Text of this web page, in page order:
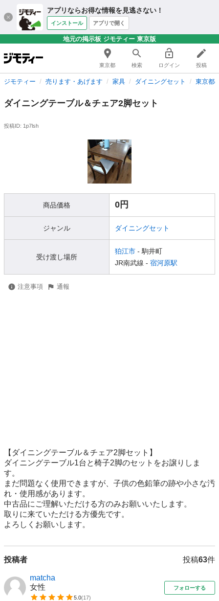
アプリならお得な情報を見逃さない！
インストール アプリで開く
地元の掲示板 ジモティー 東京版
東京都 検索 ログイン 投稿
ジモティー 売ります・あげます 家具 ダイニングセット 東京都
ダイニングテーブル＆チェア2脚セット
投稿ID: 1p7lsh
商品価格 0円
ジャンル ダイニングセット
受け渡し場所
狛江市 - 駒井町
JR南武線 - 宿河原駅
注意事項 通報
【ダイニングテーブル＆チェア2脚セット】
ダイニングテーブル1台と椅子2脚のセットをお譲りしま
す。
まだ問題なく使用できますが、子供の色鉛筆の跡や小さな汚
れ・使用感があります。
中古品にご理解いただける方のみお願いいたします。
取りに来ていただける方優先です。
よろしくお願いします。
投稿者 投稿63件
matcha
女性
5.0(17)
フォローする